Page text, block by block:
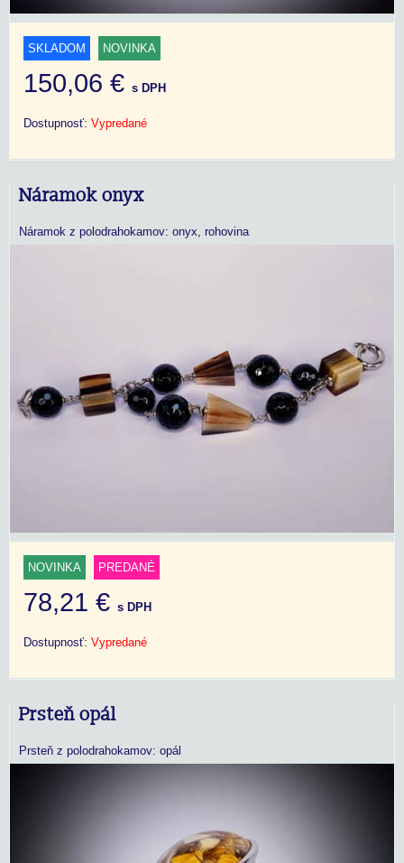
SKLADOM NOVINKA
150,06 € s DPH
Dostupnosť: Vypredané
Náramok onyx
Náramok z polodrahokamov: onyx, rohovina
NOVINKA PREDANÉ
78,21 € s DPH
Dostupnosť: Vypredané
Prsteň opál
Prsteň z polodrahokamov: opál